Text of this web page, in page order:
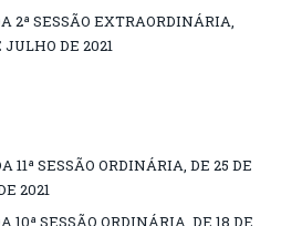
2ª SESSÃO EXTRAORDINÁRIA,
JULHO DE 2021
11ª SESSÃO ORDINÁRIA, DE 25 DE
2021
10ª SESSÃO ORDINÁRIA, DE 18 DE